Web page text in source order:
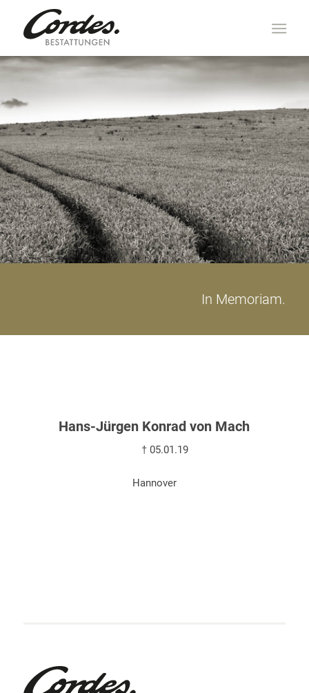
In Memoriam.
Hans-Jürgen Konrad von Mach
† 05.01.19
Hannover